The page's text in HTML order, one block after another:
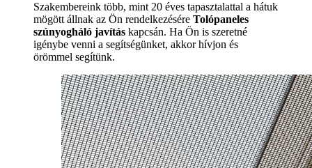
Szakembereink több, mint 20 éves tapasztalattal a hátuk
mögött állnak az Ön rendelkezésére Tolópaneles
szúnyogháló javítás kapcsán. Ha Ön is szeretné
igénybe venni a segítségünket, akkor hívjon és
örömmel segítünk.